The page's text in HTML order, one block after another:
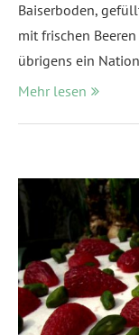
Baiserboden,
mit frischen
übrigens ein
Mehr lesen